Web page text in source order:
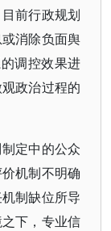
前行政规划
消除负面舆
调控效果进
政治过程的
定中的公众
机制不明确
制缺位所导
下，专业信